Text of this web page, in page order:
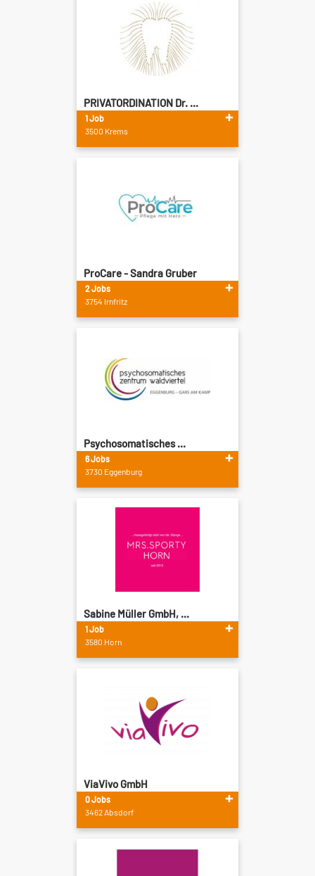
PRIVATORDINATION Dr. ...
1 Job
3500 Krems
ProCare - Sandra Gruber
2 Jobs
3754 Irnfritz
Psychosomatisches ...
6 Jobs
3730 Eggenburg
Sabine Müller GmbH, ...
1 Job
3580 Horn
ViaVivo GmbH
0 Jobs
3462 Absdorf